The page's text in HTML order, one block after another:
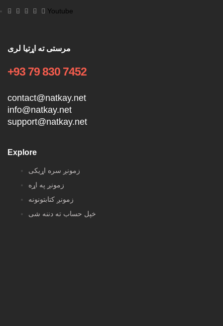
Youtube
مرستی ته اړتیا لری
+93 79 830 7452
contact@natkay.net
info@natkay.net
support@natkay.net
Explore
زمونږ سره اړیکی
زمونږ په اړه
زمونږ کتابتونونه
خپل حساب ته دننه شی